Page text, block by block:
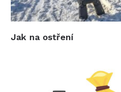
Jak na ostření